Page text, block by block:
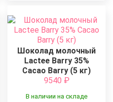
Шоколад молочный
Lactee Barry 35%
Cacao Barry (5 кг)
9540 ₽
В наличии на складе